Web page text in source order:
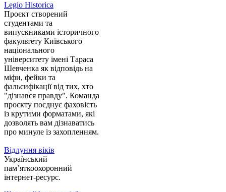
Legio Historica
Проєкт створений
студентами та
випускниками історичного
факультету Київського
національного
університету імені Тараса
Шевченка як відповідь на
міфи, фейки та
фальсифікації від тих, хто
"дізнався правду". Команда
проєкту поєднує фаховість
із крутими форматами, які
дозволять вам дізнаватись
про минуле із захопленням.
Відлуння віків
Український
пам’яткоохоронний
інтернет-ресурс.